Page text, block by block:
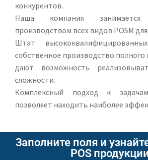
конкурентов.
Наша компания
производством всех видов POSM для
Штат
собственное производство полного
дают возможность
сложности.
Комплексный подход к
позволяет находить наиболее
Заполните поля и
POS